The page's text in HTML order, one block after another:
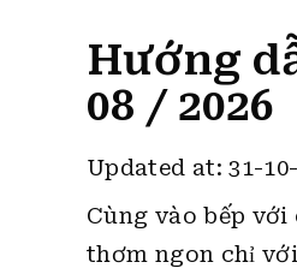
Hướng
08 / 2026
Updated at: 31-
Cùng vào bếp
thơm ngon chỉ